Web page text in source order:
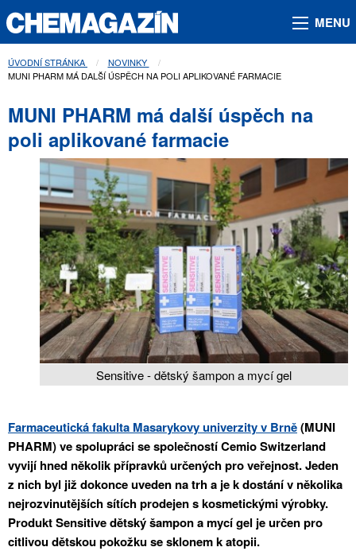
MENU
ÚVODNÍ STRÁNKA
NOVINKY
AKTUÁLNÍ STRÁNKA:
MUNI PHARM MÁ DALŠÍ ÚSPĚCH NA POLI APLIKOVANÉ FARMACIE
MUNI PHARM má další úspěch na
poli aplikované farmacie
Sensitive - dětský šampon a mycí gel
Farmaceutická fakulta Masarykovy univerzity v Brně(MUNI
PHARM) ve spolupráci se společností Cemio Switzerland
vyvijí hned několik přípravků určených pro veřejnost. Jeden
z nich byl již dokonce uveden na trh a je k dostání v několika
nejrozvinutějších sítích prodejen s kosmetickými výrobky.
Produkt Sensitive dětský šampon a mycí gel je určen pro
citlivou dětskou pokožku se sklonem k atopii.